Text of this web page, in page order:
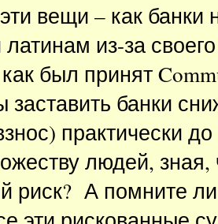
вещи – как банки
из-за
был принят
заставить банки
практически
людей, зная,
риск? А помните